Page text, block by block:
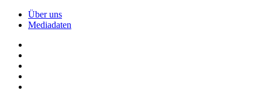
Über uns
Mediadaten